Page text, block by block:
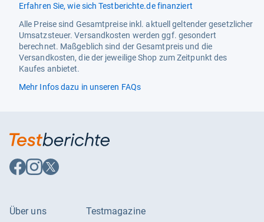
Menge 1
Modell 481011094705
Erfahren Sie, wie sich Testberichte.de finanziert
Alle Preise sind Gesamtpreise inkl. aktuell geltender gesetzlicher
Umsatzsteuer. Versandkosten werden ggf. gesondert
berechnet. Maßgeblich sind der Gesamtpreis und die
Versandkosten, die der jeweilige Shop zum Zeitpunkt des
Kaufes anbietet.
Mehr Infos dazu in unseren FAQs
Auf
Facebook
Auf
Instagram
Auf
X
Über uns Testmagazine